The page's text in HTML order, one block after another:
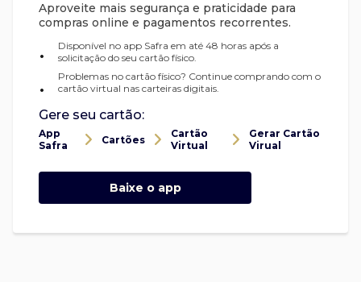
Aproveite mais segurança e praticidade para
compras online e pagamentos recorrentes.
•
Disponível no app Safra em até 48 horas após a
solicitação do seu cartão físico.
•
Problemas no cartão físico? Continue comprando com o
cartão virtual nas carteiras digitais.
Gere seu cartão:
App
Safra
Cartões
Cartão
Virtual
Gerar Cartão
Virual
Baixe o app